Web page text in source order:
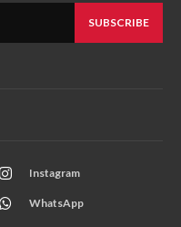
SUBSCRIBE
Instagram
WhatsApp